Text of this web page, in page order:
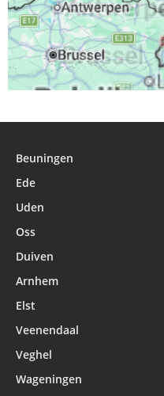
Beuningen
Ede
Uden
Oss
Duiven
Arnhem
Elst
Veenendaal
Veghel
Wageningen